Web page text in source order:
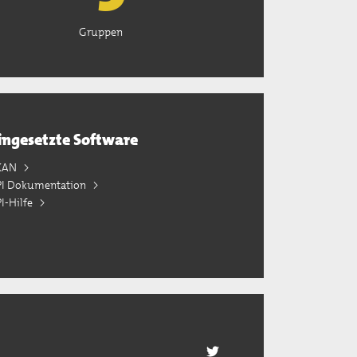
Gruppen
Software
Dokumentation
Hilfe